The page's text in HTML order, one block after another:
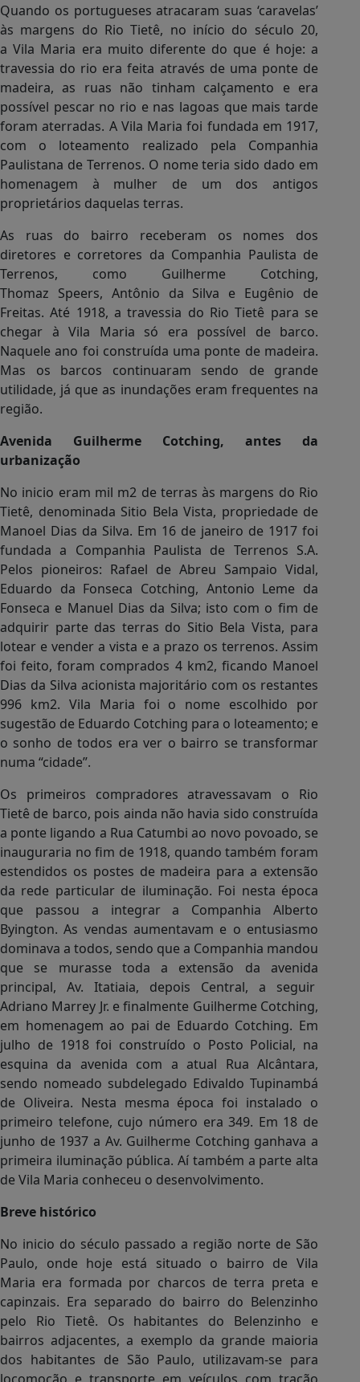
Quando os portugueses atracaram suas ‘caravelas’
às margens do Rio Tietê, no início do século 20,
a Vila Maria era muito diferente do que é hoje: a
travessia do rio era feita através de uma ponte de
madeira, as ruas não tinham calçamento e era
possível pescar no rio e nas lagoas que mais tarde
foram aterradas. A Vila Maria foi fundada em 1917,
com o loteamento realizado pela Companhia
Paulistana de Terrenos. O nome teria sido dado em
homenagem à mulher de um dos antigos
proprietários daquelas terras.
As ruas do bairro receberam os nomes dos
diretores e corretores da Companhia Paulista de
Terrenos, como Guilherme Cotching,
Thomaz Speers, Antônio da Silva e Eugênio de
Freitas. Até 1918, a travessia do Rio Tietê para se
chegar à Vila Maria só era possível de barco.
Naquele ano foi construída uma ponte de madeira.
Mas os barcos continuaram sendo de grande
utilidade, já que as inundações eram frequentes na
região.
Avenida Guilherme Cotching, antes da
urbanização
No inicio eram mil m2 de terras às margens do Rio
Tietê, denominada Sitio Bela Vista, propriedade de
Manoel Dias da Silva. Em 16 de janeiro de 1917 foi
fundada a Companhia Paulista de Terrenos S.A.
Pelos pioneiros: Rafael de Abreu Sampaio Vidal,
Eduardo da Fonseca Cotching, Antonio Leme da
Fonseca e Manuel Dias da Silva; isto com o fim de
adquirir parte das terras do Sitio Bela Vista, para
lotear e vender a vista e a prazo os terrenos. Assim
foi feito, foram comprados 4 km2, ficando Manoel
Dias da Silva acionista majoritário com os restantes
996 km2. Vila Maria foi o nome escolhido por
sugestão de Eduardo Cotching para o loteamento; e
o sonho de todos era ver o bairro se transformar
numa “cidade”.
Os primeiros compradores atravessavam o Rio
Tietê de barco, pois ainda não havia sido construída
a ponte ligando a Rua Catumbi ao novo povoado, se
inauguraria no fim de 1918, quando também foram
estendidos os postes de madeira para a extensão
da rede particular de iluminação. Foi nesta época
que passou a integrar a Companhia Alberto
Byington. As vendas aumentavam e o entusiasmo
dominava a todos, sendo que a Companhia mandou
que se murasse toda a extensão da avenida
principal, Av. Itatiaia, depois Central, a seguir
Adriano Marrey Jr. e finalmente Guilherme Cotching,
em homenagem ao pai de Eduardo Cotching. Em
julho de 1918 foi construído o Posto Policial, na
esquina da avenida com a atual Rua Alcântara,
sendo nomeado subdelegado Edivaldo Tupinambá
de Oliveira. Nesta mesma época foi instalado o
primeiro telefone, cujo número era 349. Em 18 de
junho de 1937 a Av. Guilherme Cotching ganhava a
primeira iluminação pública. Aí também a parte alta
de Vila Maria conheceu o desenvolvimento.
Breve histórico
No inicio do século passado a região norte de São
Paulo, onde hoje está situado o bairro de Vila
Maria era formada por charcos de terra preta e
capinzais. Era separado do bairro do Belenzinho
pelo Rio Tietê. Os habitantes do Belenzinho e
bairros adjacentes, a exemplo da grande maioria
dos habitantes de São Paulo, utilizavam-se para